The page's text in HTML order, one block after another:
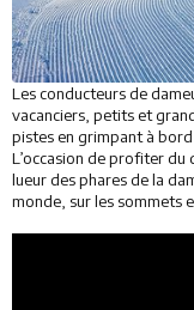
Les conducteurs de
vacanciers, petits et
pistes en grimpant à
L’occasion de profiter du
lueur des phares de la
monde, sur les sommets